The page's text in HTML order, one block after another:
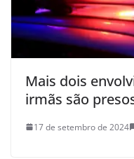
Mais dois
irmãs são
17 de setembro de 2024